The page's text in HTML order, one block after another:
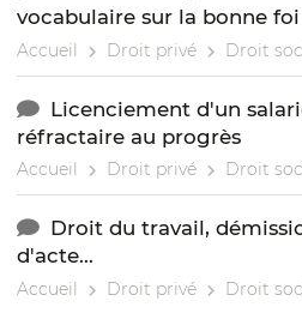
vocabulaire sur la bonne foi
Accueil Droit privé Droit
Licenciement d'un
réfractaire au progrès
Accueil Droit privé Droit
Droit du travail,
d'acte...
Accueil Droit privé Droit